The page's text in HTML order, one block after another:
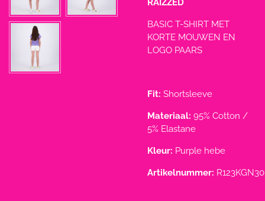
RAIZZED
BASIC T-SHIRT MET
KORTE MOUWEN EN
LOGO PAARS
Fit: Shortsleeve
Materiaal: 95% Cotton /
5% Elastane
Kleur: Purple hebe
Artikelnummer: